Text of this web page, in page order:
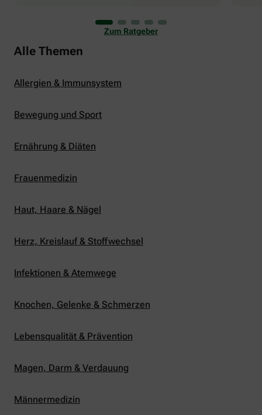
er uns auch ganz schön zu schaffen. Wenn die
Temperaturen tagsüber auf mehr als 30 Grad
klettern und uns warme Tropennächte den Schlaf
rauben, sehnen wir uns oft nach einem
Zum Ratgeber
Alle Themen
Allergien & Immunsystem
Bewegung und Sport
Ernährung & Diäten
Frauenmedizin
Haut, Haare & Nägel
Herz, Kreislauf & Stoffwechsel
Infektionen & Atemwege
Knochen, Gelenke & Schmerzen
Lebensqualität & Prävention
Magen, Darm & Verdauung
Männermedizin